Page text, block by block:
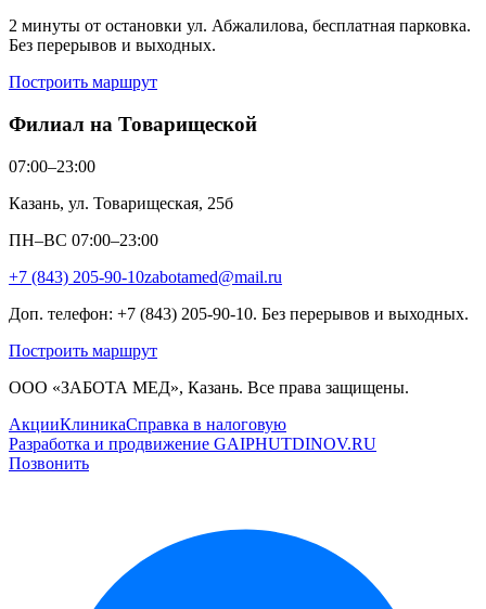
2 минуты от остановки ул. Абжалилова, бесплатная парковка.
Без перерывов и выходных.
Построить маршрут
Филиал на Товарищеской
07:00–23:00
Казань, ул. Товарищеская, 25б
ПН–ВС 07:00–23:00
+7 (843) 205-90-10zabotamed@mail.ru
Доп. телефон: +7 (843) 205-90-10. Без перерывов и выходных.
Построить маршрут
ООО «ЗАБОТА МЕД», Казань. Все права защищены.
АкцииКлиникаСправка в налоговую
Разработка и продвижение GAIPHUTDINOV.RU
Позвонить